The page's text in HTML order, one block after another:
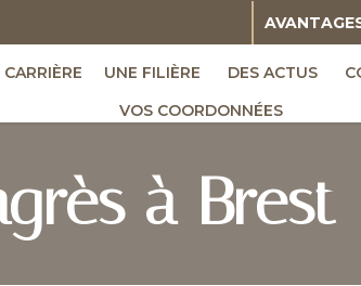
UNE FILIÈRE DES ACTUS
VOS COORDONNÉES
à Brest